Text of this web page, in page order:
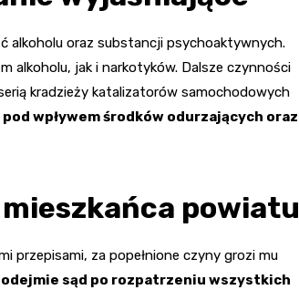
alkoholu oraz substancji psychoaktywnych.
alkoholu, jak i narkotyków. Dalsze czynności
kradzieży katalizatorów samochodowych
wpływem środków odurzających oraz
powiatu
przepisami, za popełnione czyny grozi mu
sąd po rozpatrzeniu wszystkich